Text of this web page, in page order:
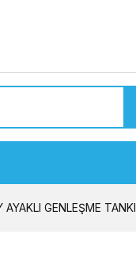
GENLEŞME TANKI